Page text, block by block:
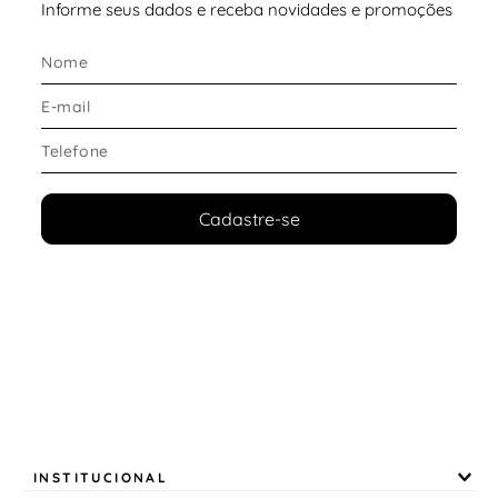
Informe seus dados e receba novidades e promoções
Cadastre-se
INSTITUCIONAL